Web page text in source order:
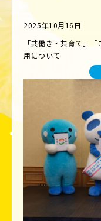
2025年10月16日
「共働き・共育て」
用について